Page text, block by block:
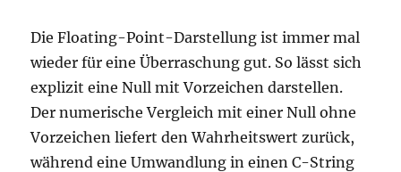
Die Floating-Point-Darstellung ist immer mal
wieder für eine Überraschung gut. So lässt sich
explizit eine Null mit Vorzeichen darstellen.
Der numerische Vergleich mit einer Null ohne
Vorzeichen liefert den Wahrheitswert zurück,
während eine Umwandlung in einen C-String